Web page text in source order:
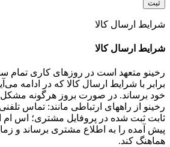
شرایط ارسال کالا
شرایط ارسال کالا
رخینو متعهد است در روزهای کاری تمام
برابر با شرایط ارسال کالا که در ادامه
خود برساند. در صورت بروز هرگونه مشکل
رخینو از راههای ارتباطی مانند: تماس
ثابت ثبت شده در پروفایل مشتری؛ اس
پیش آمده را به اطلاع مشتری برساند و
هماهنگ کند.